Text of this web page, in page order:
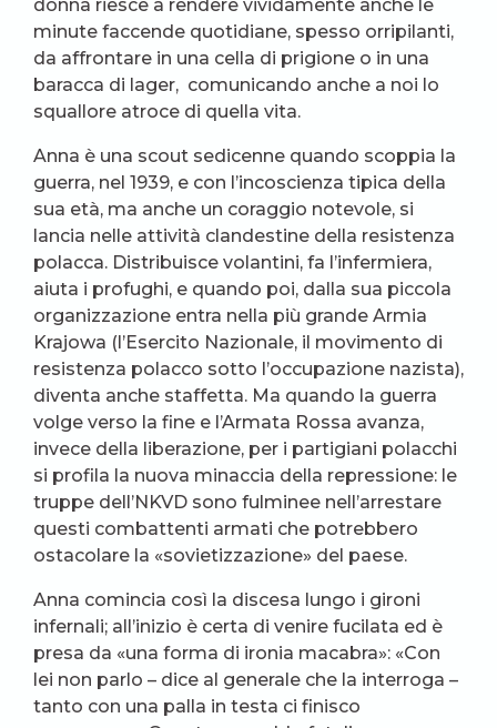
donna riesce a rendere vividamente anche le
minute faccende quotidiane, spesso orripilanti,
da affrontare in una cella di prigione o in una
baracca di lager, comunicando anche a noi lo
squallore atroce di quella vita.
Anna è una scout sedicenne quando scoppia la
guerra, nel 1939, e con l’incoscienza tipica della
sua età, ma anche un coraggio notevole, si
lancia nelle attività clandestine della resistenza
polacca. Distribuisce volantini, fa l’infermiera,
aiuta i profughi, e quando poi, dalla sua piccola
organizzazione entra nella più grande Armia
Krajowa (l’Esercito Nazionale, il movimento di
resistenza polacco sotto l’occupazione nazista),
diventa anche staffetta. Ma quando la guerra
volge verso la fine e l’Armata Rossa avanza,
invece della liberazione, per i partigiani polacchi
si profila la nuova minaccia della repressione: le
truppe dell’NKVD sono fulminee nell’arrestare
questi combattenti armati che potrebbero
ostacolare la «sovietizzazione» del paese.
Anna comincia così la discesa lungo i gironi
infernali; all’inizio è certa di venire fucilata ed è
presa da «una forma di ironia macabra»: «Con
lei non parlo – dice al generale che la interroga –
tanto con una palla in testa ci finisco